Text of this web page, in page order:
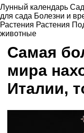
Лунный календарь
для сада Болезни и
Растения Растения
животные
Самая
мира
Италии,